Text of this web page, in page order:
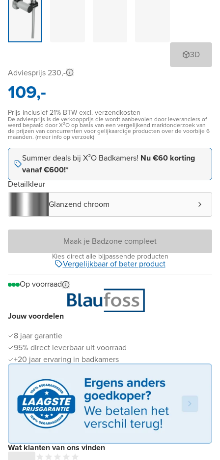
3D
Jouw voordelen
8 jaar garantie
95% direct leverbaar uit voorraad
+20 jaar ervaring in badkamers
Wat klanten van ons vinden
Adviesprijs 230,-
109,-
Prijs inclusief 21% BTW excl. verzendkosten
De adviesprijs is de verkoopprijs die wordt aanbevolen door leveranciers of
werd bepaald door X²O op basis van een vergelijkend marktonderzoek van
de prijzen van concurrenten voor gelijkaardige producten over de voorbije 6
maanden. (meer info op verzoek)
Summer deals bij X²O Badkamers! Nu €60 korting
vanaf €600!*
Detailkleur
Glanzend chroom
Maak je Badzone compleet
Kies direct alle bijpassende producten
Vergelijkbaar of beter product
Op voorraad